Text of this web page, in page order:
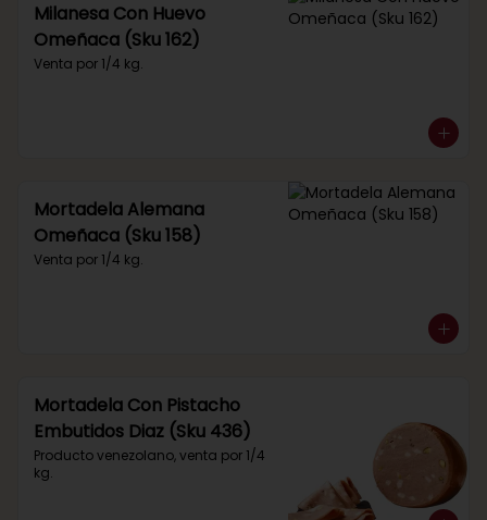
Milanesa Con Huevo
Omeñaca (Sku 162)
Venta por 1/4 kg.
Mortadela Alemana
Omeñaca (Sku 158)
Venta por 1/4 kg.
Mortadela Con Pistacho
Embutidos Diaz (Sku 436)
Producto venezolano, venta por 1/4
kg.